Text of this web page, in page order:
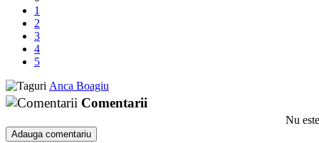
1
2
3
4
5
Anca Boagiu
Comentarii
Nu